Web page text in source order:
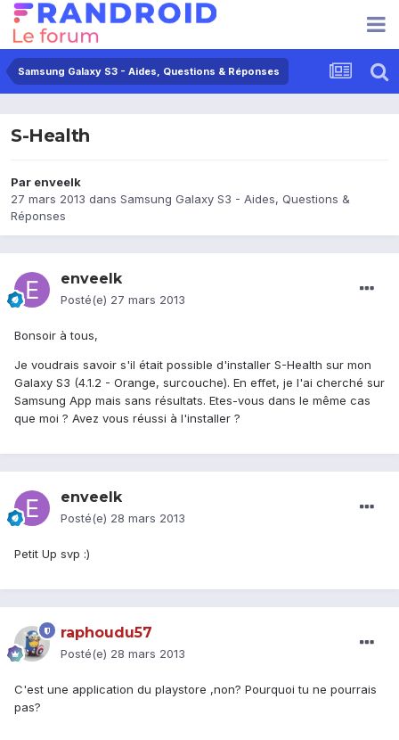
Samsung Galaxy S3 - Aides, Questions & Réponses
S-Health
Par enveelk
27 mars 2013 dans Samsung Galaxy S3 - Aides, Questions &
Réponses
enveelk
Posté(e) 27 mars 2013
Bonsoir à tous,
Je voudrais savoir s'il était possible d'installer S-Health sur mon
Galaxy S3 (4.1.2 - Orange, surcouche). En effet, je l'ai cherché sur
Samsung App mais sans résultats. Etes-vous dans le même cas
que moi ? Avez vous réussi à l'installer ?
enveelk
Posté(e) 28 mars 2013
Petit Up svp :)
raphoudu57
Posté(e) 28 mars 2013
C'est une application du playstore ,non? Pourquoi tu ne pourrais
pas?